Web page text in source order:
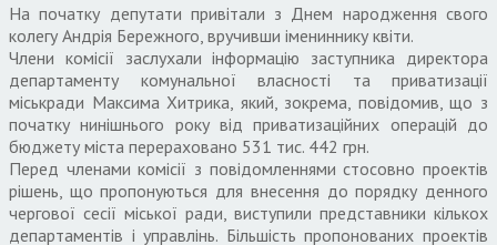
На початку депутати привітали з Днем народження свого
колегу Андрія Бережного, вручивши імениннику квіти.
Члени комісії заслухали інформацію заступника директора
департаменту комунальної власності та приватизації
міськради Максима Хитрика, який, зокрема, повідомив, що з
початку нинішнього року від приватизаційних операцій до
бюджету міста перераховано 531 тис. 442 грн.
Перед членами комісії з повідомленнями стосовно проектів
рішень, що пропонуються для внесення до порядку денного
чергової сесії міської ради, виступили представники кількох
департаментів і управлінь. Більшість пропонованих проектів